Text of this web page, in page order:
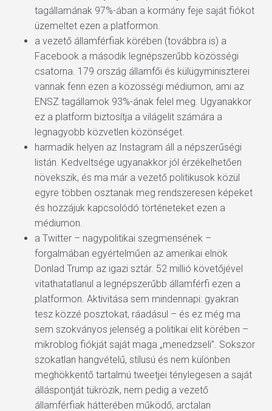
tagállamának 97%-ában a kormány feje saját fiókot
üzemeltet ezen a platformon.
a vezető államférfiak körében (továbbra is) a
Facebook a második legnépszerűbb közösségi
csatorna. 179 ország államfői és külügyminiszterei
vannak fenn ezen a közösségi médiumon, ami az
ENSZ tagállamok 93%-ának felel meg. Ugyanakkor
ez a platform biztosítja a világelit számára a
legnagyobb közvetlen közönséget.
harmadik helyen az Instagram áll a népszerűségi
listán. Kedveltsége ugyanakkor jól érzékelhetően
növekszik, és ma már a vezető politikusok közül
egyre többen osztanak meg rendszeresen képeket
és hozzájuk kapcsolódó történeteket ezen a
médiumon.
a Twitter – nagypolitikai szegmensének –
forgalmában egyértelműen az amerikai elnök
Donlad Trump az igazi sztár. 52 millió követőjével
vitathatatlanul a legnépszerűbb államférfi ezen a
platformon. Aktivitása sem mindennapi: gyakran
tesz közzé posztokat, ráadásul – és ez még ma
sem szokványos jelenség a politikai elit körében –
mikroblog fiókját saját maga „menedzseli”. Sokszor
szokatlan hangvételű, stílusú és nem különben
meghökkentő tartalmú tweetjei ténylegesen a saját
álláspontját tükrözik, nem pedig a vezető
államférfiak hátterében működő, arctalan